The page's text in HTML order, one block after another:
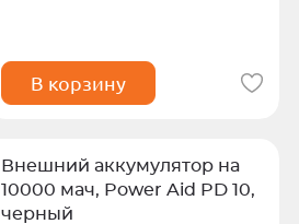
В корзину
Внешний аккумулятор на
10000 мач, Power Aid PD 10,
черный